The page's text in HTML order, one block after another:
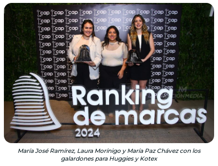
María José Ramírez, Laura Morínigo y María Paz Chávez con los
galardones para Huggies y Kotex